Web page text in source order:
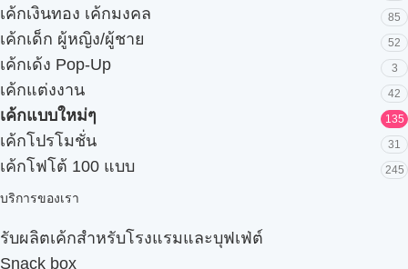
เค้กเงินทอง เค้กมงคล 85
เค้กเด็ก ผู้หญิง/ผู้ชาย 52
เค้กเด้ง Pop-Up 3
เค้กแต่งงาน 42
เค้กแบบใหม่ๆ 135
เค้กโปรโมชั่น 31
เค้กโฟโต้ 100 แบบ 245
บริการของเรา
รับผลิตเค้กสำหรับโรงแรมและบุฟเฟ่ต์
Snack box